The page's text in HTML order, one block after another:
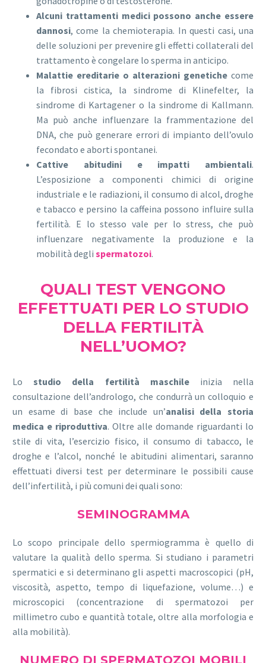
Alcuni trattamenti medici possono anche essere
dannosi, come la chemioterapia. In questi casi, una
delle soluzioni per prevenire gli effetti collaterali del
trattamento è congelare lo sperma in anticipo.
Malattie ereditarie o alterazioni genetiche come
la fibrosi cistica, la sindrome di Klinefelter, la
sindrome di Kartagener o la sindrome di Kallmann.
Ma può anche influenzare la frammentazione del
DNA, che può generare errori di impianto dell’ovulo
fecondato e aborti spontanei.
Cattive abitudini e impatti ambientali.
L’esposizione a componenti chimici di origine
industriale e le radiazioni, il consumo di alcol, droghe
e tabacco e persino la caffeina possono influire sulla
fertilità. E lo stesso vale per lo stress, che può
influenzare negativamente la produzione e la
mobilità degli spermatozoi.
QUALI TEST VENGONO
EFFETTUATI PER LO STUDIO
DELLA FERTILITÀ
NELL’UOMO?
Lostudio della fertilità maschileinizia nella
consultazione dell’andrologo, che condurrà un colloquio e
un esame di base che include un’analisi della storia
medica e riproduttiva. Oltre alle domande riguardanti lo
stile di vita, l’esercizio fisico, il consumo di tabacco, le
droghe e l’alcol, nonché le abitudini alimentari, saranno
effettuati diversi test per determinare le possibili cause
dell’infertilità, i più comuni dei quali sono:
SEMINOGRAMMA
Lo scopo principale dello spermiogramma è quello di
valutare la qualità dello sperma. Si studiano i parametri
spermatici e si determinano gli aspetti macroscopici (pH,
viscosità, aspetto, tempo di liquefazione, volume…) e
microscopici (concentrazione di spermatozoi per
millimetro cubo e quantità totale, oltre alla morfologia e
alla mobilità).
NUMERO DI SPERMATOZOI MOBILI